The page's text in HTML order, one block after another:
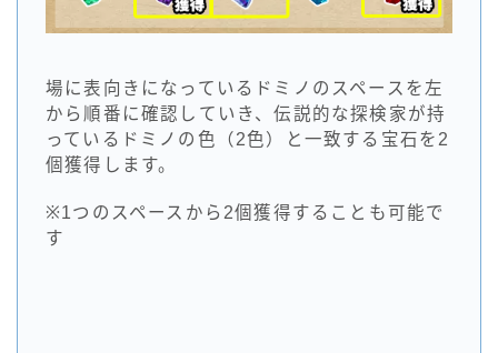
場に表向きになっているドミノのスペースを左
から順番に確認していき、伝説的な探検家が持
っているドミノの色（2色）と一致する宝石を2
個獲得します。
※1つのスペースから2個獲得することも可能で
す